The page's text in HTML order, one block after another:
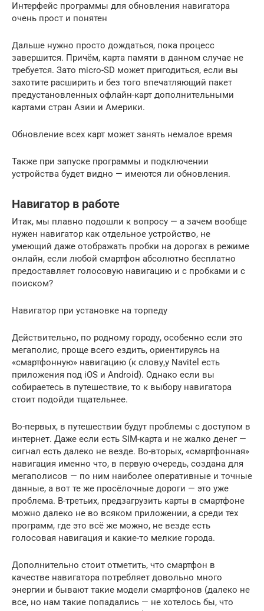
Интерфейс программы для обновления навигатора
очень прост и понятен
Дальше нужно просто дождаться, пока процесс
завершится. Причём, карта памяти в данном случае не
требуется. Зато micro-SD может пригодиться, если вы
захотите расширить и без того впечатляющий пакет
предустановленных офлайн-карт дополнительными
картами стран Азии и Америки.
Обновление всех карт может занять немалое время
Также при запуске программы и подключении
устройства будет видно — имеются ли обновления.
Навигатор в работе
Итак, мы плавно подошли к вопросу — а зачем вообще
нужен навигатор как отдельное устройство, не
умеющий даже отображать пробки на дорогах в режиме
онлайн, если любой смартфон абсолютно бесплатно
предоставляет голосовую навигацию и с пробками и с
поиском?
Навигатор при установке на торпеду
Действительно, по родному городу, особенно если это
мегаполис, проще всего ездить, ориентируясь на
«смартфонную» навигацию (к слову,у Navitel есть
приложения под iOS и Android). Однако если вы
собираетесь в путешествие, то к выбору навигатора
стоит подойди тщательнее.
Во-первых, в путешествии будут проблемы с доступом в
интернет. Даже если есть SIM-карта и не жалко денег —
сигнал есть далеко не везде. Во-вторых, «смартфонная»
навигация именно что, в первую очередь, создана для
мегаполисов — по ним наиболее оперативные и точные
данные, а вот те же просёлочные дороги — это уже
проблема. В-третьих, предзагрузить карты в смартфоне
можно далеко не во всяком приложении, а среди тех
программ, где это всё же можно, не везде есть
голосовая навигация и какие-то мелкие города.
Дополнительно стоит отметить, что смартфон в
качестве навигатора потребляет довольно много
энергии и бывают такие модели смартфонов (далеко не
все, но нам такие попадались — не хотелось бы, что